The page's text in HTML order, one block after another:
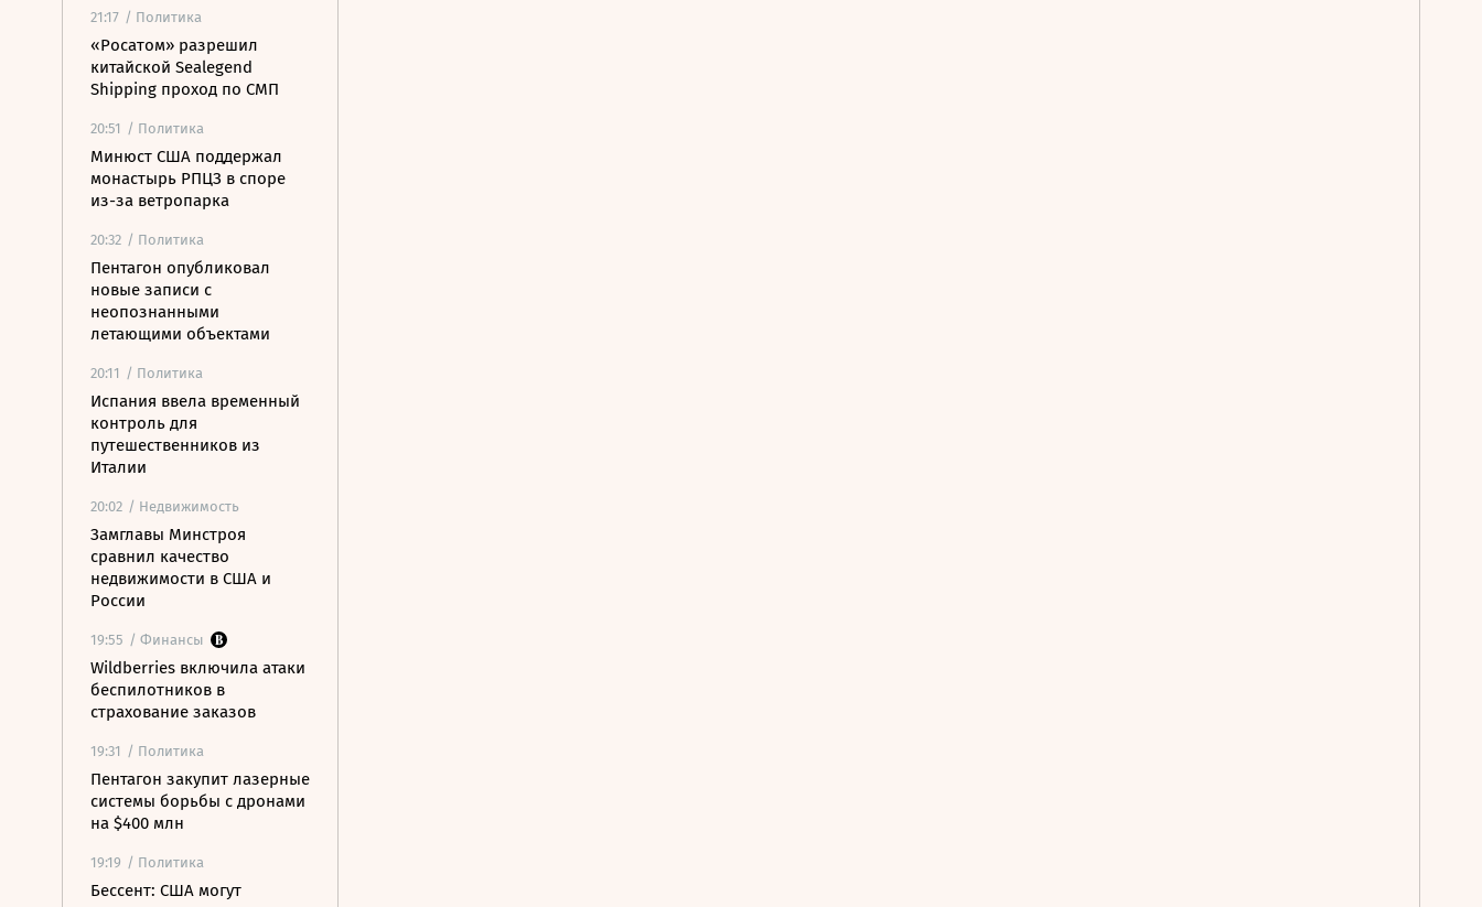
21:17 / Политика
«Росатом» разрешил
китайской Sealegend
Shipping проход по СМП
20:51 / Политика
Минюст США поддержал
монастырь РПЦЗ в споре
из-за ветропарка
20:32 / Политика
Пентагон опубликовал
новые записи с
неопознанными
летающими объектами
20:11 / Политика
Испания ввела временный
контроль для
путешественников из
Италии
20:02 / Недвижимость
Замглавы Минстроя
сравнил качество
недвижимости в США и
России
19:55 / Финансы
Wildberries включила атаки
беспилотников в
страхование заказов
19:31 / Политика
Пентагон закупит лазерные
системы борьбы с дронами
на $400 млн
19:19 / Политика
Бессент: США могут